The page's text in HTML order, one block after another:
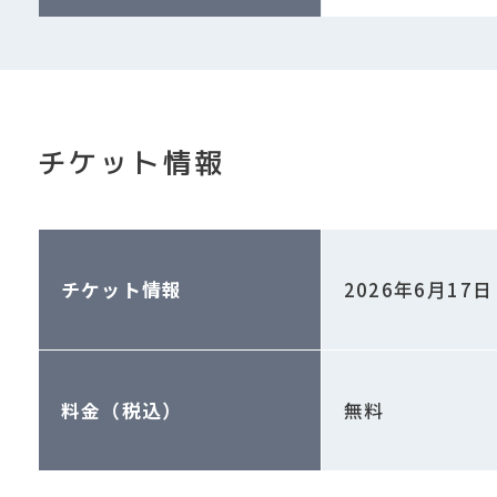
チケット情報
チケット情報 2026年6月17日
料金（税込） 無料